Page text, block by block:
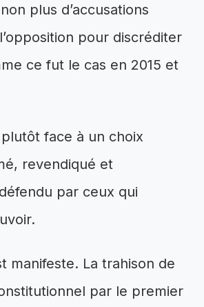
plus d’accusations
pour discréditer
ce fut le cas en 2015 et
face à un choix
revendiqué et
par ceux qui
manifeste. La trahison de
par le premier